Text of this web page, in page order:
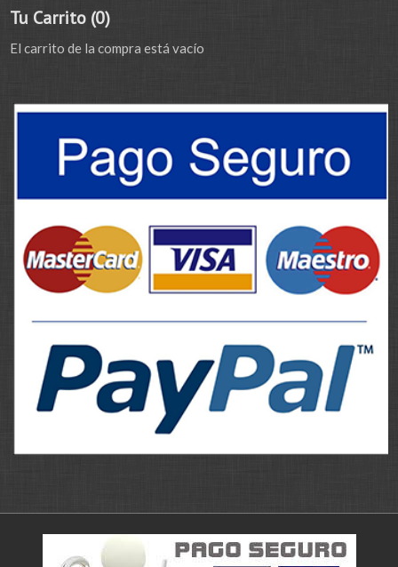
Tu Carrito (0)
El carrito de la compra está vacío